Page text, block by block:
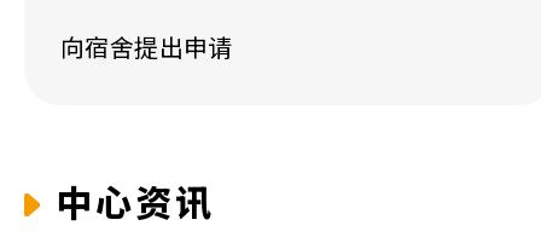
向宿舍提出申请
中心资讯